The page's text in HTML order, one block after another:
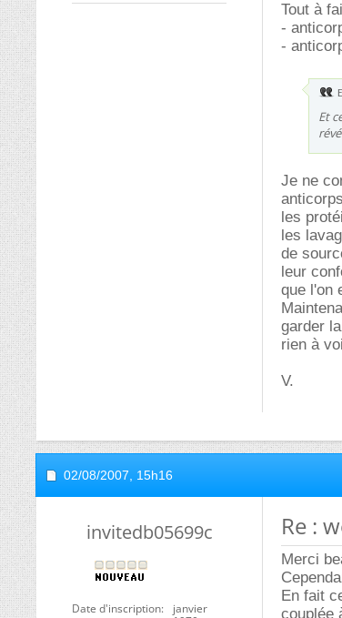
Tout à
-
-
Et
Je ne
les
les
de
leur
que l'on
garder
rien à
V.
02/08/2007, 15h16
invitedb05699c
Date d'inscription
janvier
Re :
Merci
En fait
couplée